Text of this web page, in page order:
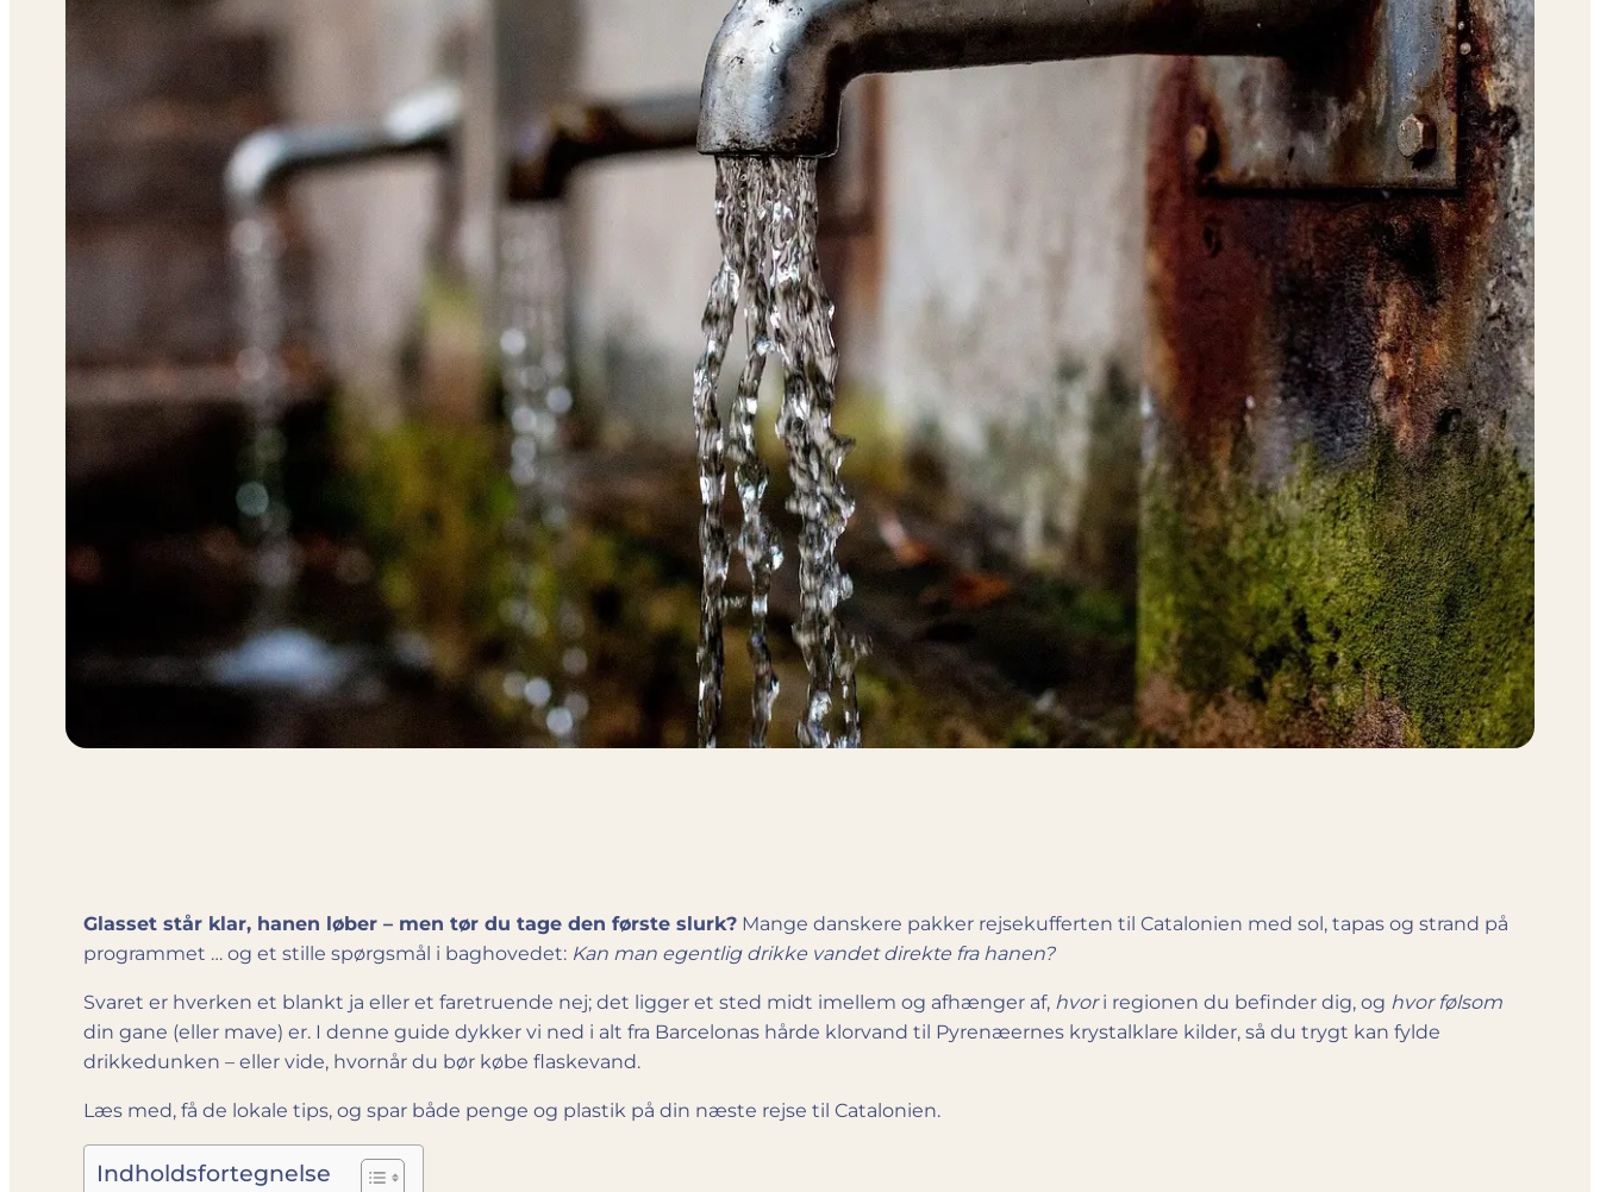
Glasset står klar, hanen løber – men tør du tage den første slurk? Mange danskere pakker rejsekufferten til Catalonien med sol, tapas og strand på
programmet … og et stille spørgsmål i baghovedet: Kan man egentlig drikke vandet direkte fra hanen?
Svaret er hverken et blankt ja eller et faretruende nej; det ligger et sted midt imellem og afhænger af, hvori regionen du befinder dig, og hvor følsom
din gane (eller mave) er. I denne guide dykker vi ned i alt fra Barcelonas hårde klor­vand til Pyrenæernes krystalklare kilder, så du trygt kan fylde
drikkedunken – eller vide, hvornår du bør købe flaskevand.
Læs med, få de lokale tips, og spar både penge og plastik på din næste rejse til Catalonien.
Indholdsfortegnelse